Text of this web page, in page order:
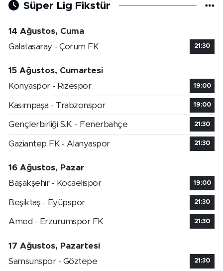
Süper Lig Fikstür
14 Ağustos, Cuma
Galatasaray - Çorum FK
21:30
15 Ağustos, Cumartesi
Konyaspor - Rizespor
19:00
Kasımpaşa - Trabzonspor 19:00
Gençlerbirliği S.K. - Fenerbahçe 21:30
Gaziantep FK - Alanyaspor 21:30
16 Ağustos, Pazar
Başakşehir - Kocaelispor
19:00
Beşiktaş - Eyüpspor 21:30
Amed - Erzurumspor FK 21:30
17 Ağustos, Pazartesi
Samsunspor - Göztepe
21:30